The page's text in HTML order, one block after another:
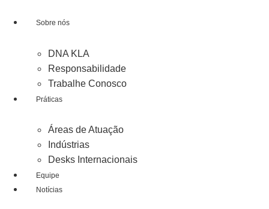
para
conteúdo
Sobre nós
DNA KLA
Responsabilidade
Trabalhe Conosco
Práticas
Áreas de Atuação
Indústrias
Desks Internacionais
Equipe
Notícias